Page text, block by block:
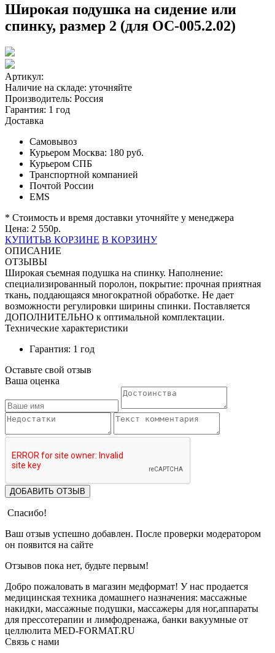
Широкая подушка на сидение или
спинку, размер 2 (для ОС-005.2.02)
Артикул:
Наличие на складе: уточняйте
Производитель: Россия
Гарантия: 1 год
Доставка
Самовывоз
Курьером Москва: 180 руб.
Курьером СПБ
Транспортной компанией
Почтой России
EMS
* Стоимость и время доставки уточняйте у менеджера
Цена: 2 550р.
КУПИТЬВ КОРЗИНЕ В КОРЗИНУ
ОПИСАНИЕ
ОТЗЫВЫ
Широкая съемная подушка на спинку. Наполнение:
специализированный поролон, покрытие: прочная приятная
ткань, поддающаяся многократной обработке. Не дает
возможности регулировки ширины спинки. Поставляется
ДОПОЛНИТЕЛЬНО к оптимальной комплектации.
Технические характеристики
Гарантия: 1 год
Оставьте свой отзыв
Ваша оценка
ДОБАВИТЬ ОТЗЫВ
Спасибо!
Ваш отзыв успешно добавлен. После проверки модератором
он появится на сайте
Отзывов пока нет, будьте первым!
Добро пожаловать в магазин медформат! У нас продается
медицинская техника домашнего назначения: массажные
накидки, массажные подушки, массажеры для ног,аппараты
для прессотерапии и лимфодренажа, банки вакуумные от
целлюлита MED-FORMAT.RU
Связь с нами